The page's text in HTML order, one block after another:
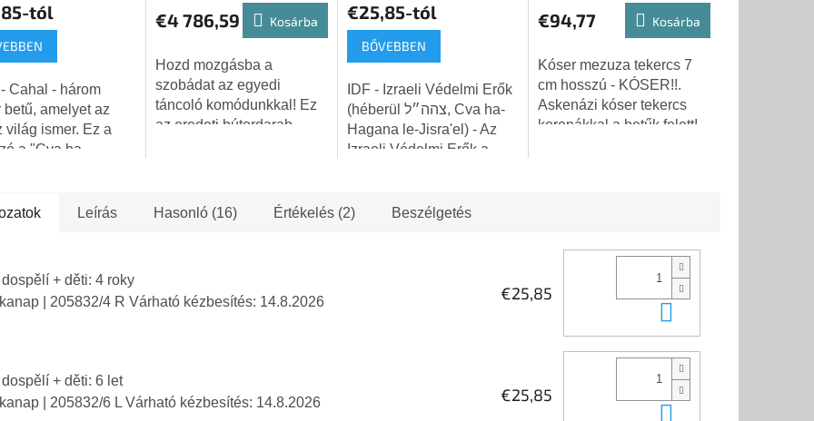
tól
betű, amelyet az
világ ismer. Ez a
a "Cva ha-
Három
€4 786,59 Kosárba
Hozd mozgásba a
szobádat az egyedi
táncoló komódunkkal! Ez
az eredeti bútordarab
designt is hoz az
otthonodba....
átlagos
értékelése
5-
ből
5,0
csillag.
€25,85-tól
BŐVEBBEN
IDF - Izraeli Védelmi Erők
(héberül צהה״ל, Cva ha-
Hagana le-Jisra'el) - Az
Izraeli Védelmi Erők a
hadserege. Az 1948-ban,
€94,77 Kosárba
Kóser mezuza tekercs 7
cm hosszú - KÓSER!!.
Askenázi kóser tekercs
koronákkal a betűk felett!
Leírás Hasonló (16) Értékelés (2) Beszélgetés
+ děti: 4 roky
| 205832/4 R Várható kézbesítés: 14.8.2026 €25,85
+ děti: 6 let
| 205832/6 L Várható kézbesítés: 14.8.2026 €25,85